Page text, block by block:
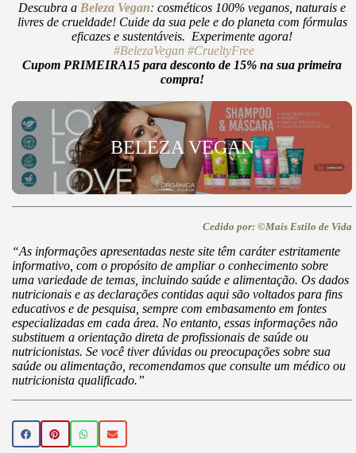
Descubra a Beleza Vegan: cosméticos 100% veganos, naturais e
livres de crueldade! Cuide da sua pele e do planeta com fórmulas
eficazes e sustentáveis. Experimente agora!
#BelezaVegan #CrueltyFree
Cupom PRIMEIRA15 para desconto de 15% na sua primeira
compra!
BELEZA VEGAN
Cedido por: ©Mais Estilo de Vida
“As informações apresentadas neste site têm caráter estritamente
informativo, com o propósito de ampliar o conhecimento sobre
uma variedade de temas, incluindo saúde e alimentação. Os dados
nutricionais e as declarações contidas aqui são voltados para fins
educativos e de pesquisa, sempre com embasamento em fontes
especializadas em cada área. No entanto, essas informações não
substituem a orientação direta de profissionais de saúde ou
nutricionistas. Se você tiver dúvidas ou preocupações sobre sua
saúde ou alimentação, recomendamos que consulte um médico ou
nutricionista qualificado.”